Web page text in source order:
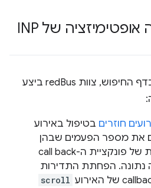
Bus ביצעה אופטימיזציה של INP
כדי לשפר את מדד INP בדף החיפוש, צוות redBus ביצע
חוזרים בטיפול באירוע
את מספר הפעמים שבהן
תיגרם הפעלה חוזרת של פונקציית ה-call back
נתונה. הפחתת התדירות
scroll